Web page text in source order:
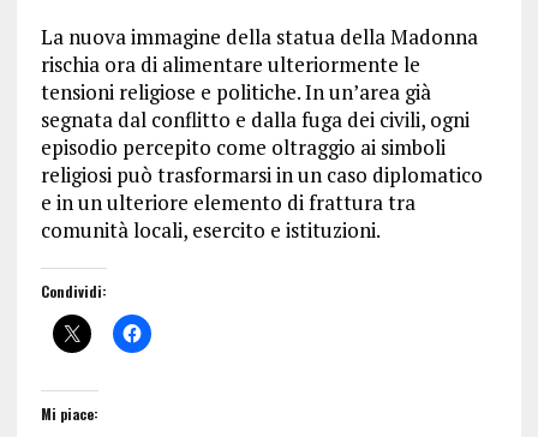
La nuova immagine della statua della Madonna
rischia ora di alimentare ulteriormente le
tensioni religiose e politiche. In un’area già
segnata dal conflitto e dalla fuga dei civili, ogni
episodio percepito come oltraggio ai simboli
religiosi può trasformarsi in un caso diplomatico
e in un ulteriore elemento di frattura tra
comunità locali, esercito e istituzioni.
Condividi:
Mi piace: